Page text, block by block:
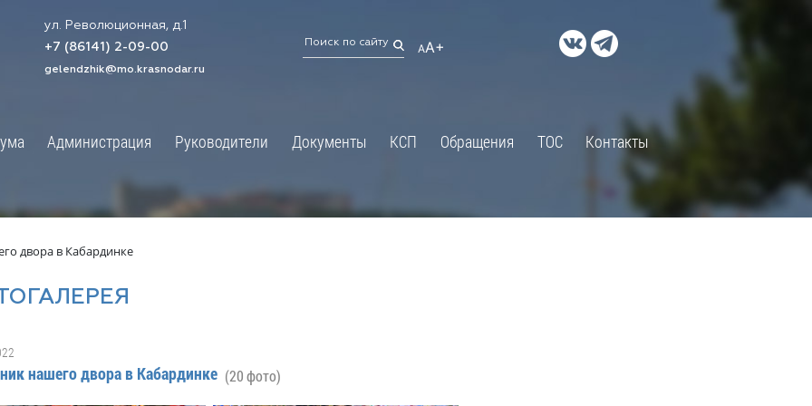
ул. Революционная, д.1
+7 (86141) 2-09-00
gelendzhik@mo.krasnodar.ru
АA+
Администрация Руководители Документы КСП Обращения ТОС Контакты
×
информация
организации
График приёмов граждан
депутатами
Сведения о доходах, расходах, об
ДОКУМЕНТЫ
Правовые акты и их экспертиза
Экспертиза действующих
нормативных правовых актов
Оценка применения
двора в Кабардинке
нашего двора в Кабардинке (20 фото)